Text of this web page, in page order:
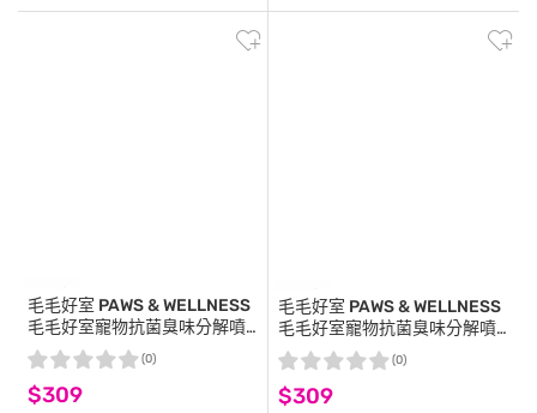
毛毛好室 PAWS & WELLNESS
毛毛好室寵物抗菌臭味分解噴
霧-貓貓專用 濃香款 300ML
$309
(0)
毛毛好室 PAWS & WELLNESS
毛毛好室寵物抗菌臭味分解噴
霧-狗狗專用 淡香款 300ML
$309
(0)